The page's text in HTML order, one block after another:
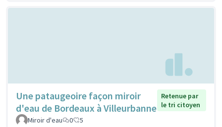
Une pataugeoire façon miroir
d'eau de Bordeaux à Villeurbanne
Retenue par
le tri citoyen
Miroir d'eau
0 5